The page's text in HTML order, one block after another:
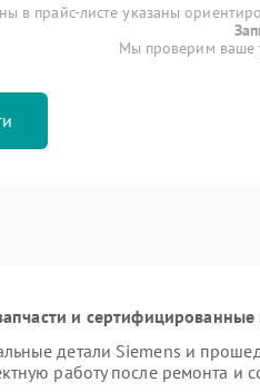
в прайс-листе указаны
Мы проверим ваше
и сертифицированные
детали Siemens и
работу после ремонта и